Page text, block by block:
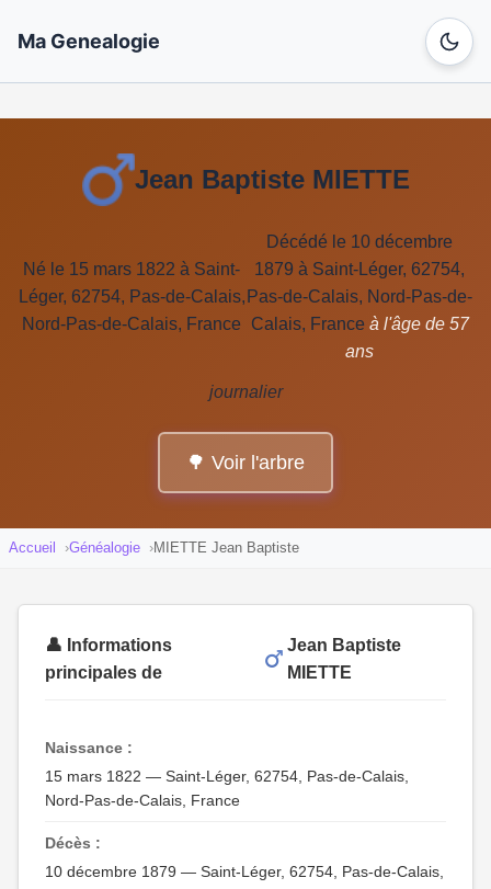
Ma Genealogie
Jean Baptiste MIETTE
Né le 15 mars 1822 à Saint-
Léger, 62754, Pas-de-Calais,
Nord-Pas-de-Calais, France
Décédé le 10 décembre
1879 à Saint-Léger, 62754,
Pas-de-Calais, Nord-Pas-de-
Calais, France à l'âge de 57
ans
journalier
🌳 Voir l'arbre
Accueil Généalogie MIETTE Jean Baptiste
👤 Informations
principales de
Jean Baptiste
MIETTE
Naissance :
15 mars 1822 — Saint-Léger, 62754, Pas-de-Calais,
Nord-Pas-de-Calais, France
Décès :
10 décembre 1879 — Saint-Léger, 62754, Pas-de-Calais,